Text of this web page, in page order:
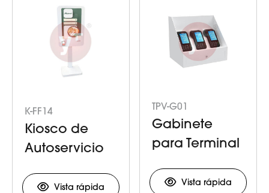
K-FF14
Kiosco de
Autoservicio
Vista rápida
TPV-G01
Gabinete
para Terminal
Vista rápida